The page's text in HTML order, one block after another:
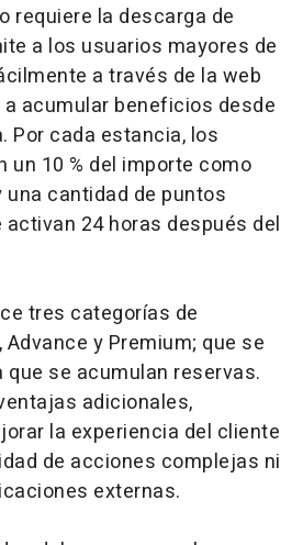
requiere la descarga de
a los usuarios mayores de
a través de la web
acumular beneficios desde
Por cada estancia, los
un 10 % del importe como
cantidad de puntos
24 horas después del
tres categorías de
y Premium; que se
se acumulan reservas.
adicionales,
la experiencia del cliente
de acciones complejas ni
externas.